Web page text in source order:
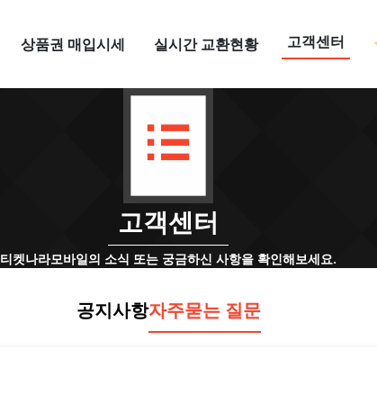
상품권 매입시세 실시간 교환현황 고객센터
고객센터
티켓나라모바일의 소식 또는 궁금하신 사항을 확인해보세요.
공지사항자주묻는 질문